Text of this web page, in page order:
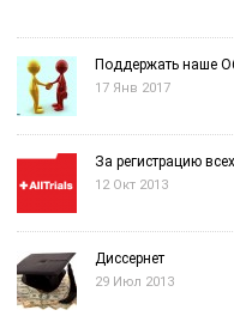
Поддержать наше
17 Янв 2017
За регистрацию
12 Окт 2013
Диссернет
29 Июл 2013